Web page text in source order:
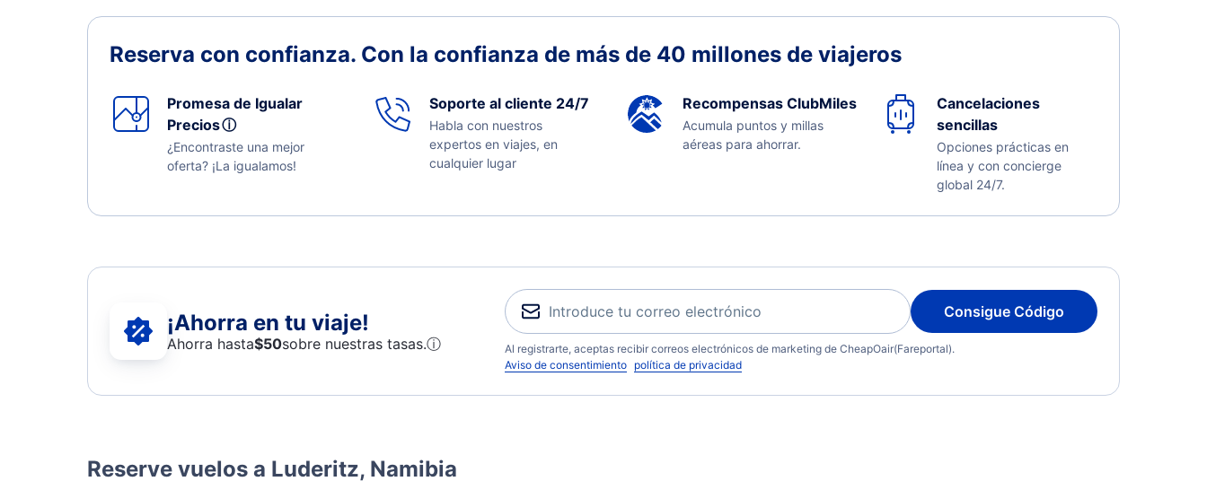
Reserva con confianza. Con la confianza de más de 40 millones de viajeros
Promesa de Igualar
Preciosⓘ
¿Encontraste una mejor
oferta? ¡La igualamos!
Soporte al cliente 24/7
Habla con nuestros
expertos en viajes, en
cualquier lugar
Recompensas ClubMiles
Acumula puntos y millas
aéreas para ahorrar.
Cancelaciones
sencillas
Opciones prácticas en
línea y con concierge
global 24/7.
¡Ahorra en tu viaje!
Ahorra hasta$50sobre nuestras tasas.ⓘ
Consigue Código
Al registrarte, aceptas recibir correos electrónicos de marketing de CheapOair(Fareportal).
Aviso de consentimiento política de privacidad
Reserve vuelos a Luderitz, Namibia